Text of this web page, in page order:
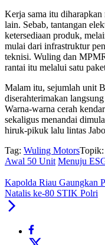
Kerja sama itu
lain. Sebab, tantangan
ketersediaan produk,
mulai dari infrastruktur
teknisi. Wuling dan
rantai itu melalui satu
Malam itu, sejumlah unit
diserahterimakan
Warna-warna cerah
sekaligus menandai
hiruk-pikuk lalu lintas
Tag: Wuling MotorsTopik:
Awal 50 Unit Menuju
Kapolda Riau Gaungkan
Natalis ke-80 STIK Polri